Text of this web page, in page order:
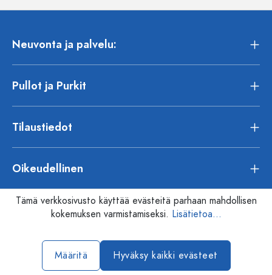
Neuvonta ja palvelu:
Pullot ja Purkit
Tilaustiedot
Oikeudellinen
Tämä verkkosivusto käyttää evästeitä parhaan mahdollisen
kokemuksen varmistamiseksi. Lisätietoa...
Määritä Hyväksy kaikki evästeet